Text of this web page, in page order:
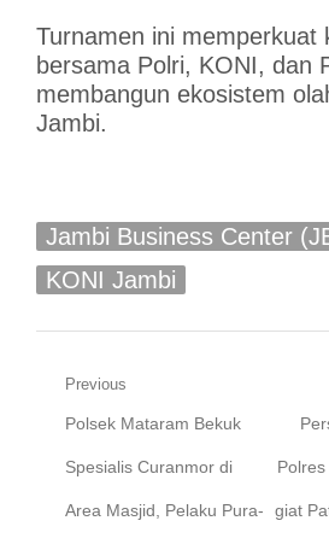
Turnamen ini memperkuat
bersama Polri, KONI, dan
membangun ekosistem
Jambi.
Jambi Business Center
KONI Jambi
Navigasi
pos
Previous
Previous
post:
Polsek Mataram Bekuk
Spesialis Curanmor di
Area Masjid, Pelaku Pura- giat